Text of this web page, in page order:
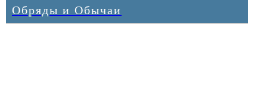
Обряды и Обычаи